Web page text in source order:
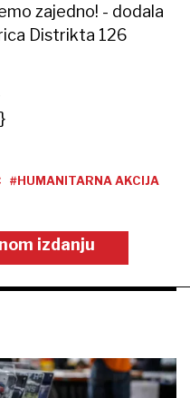
zajedno! - dodala
Distrikta 126
#HUMANITARNA AKCIJA
izdanju